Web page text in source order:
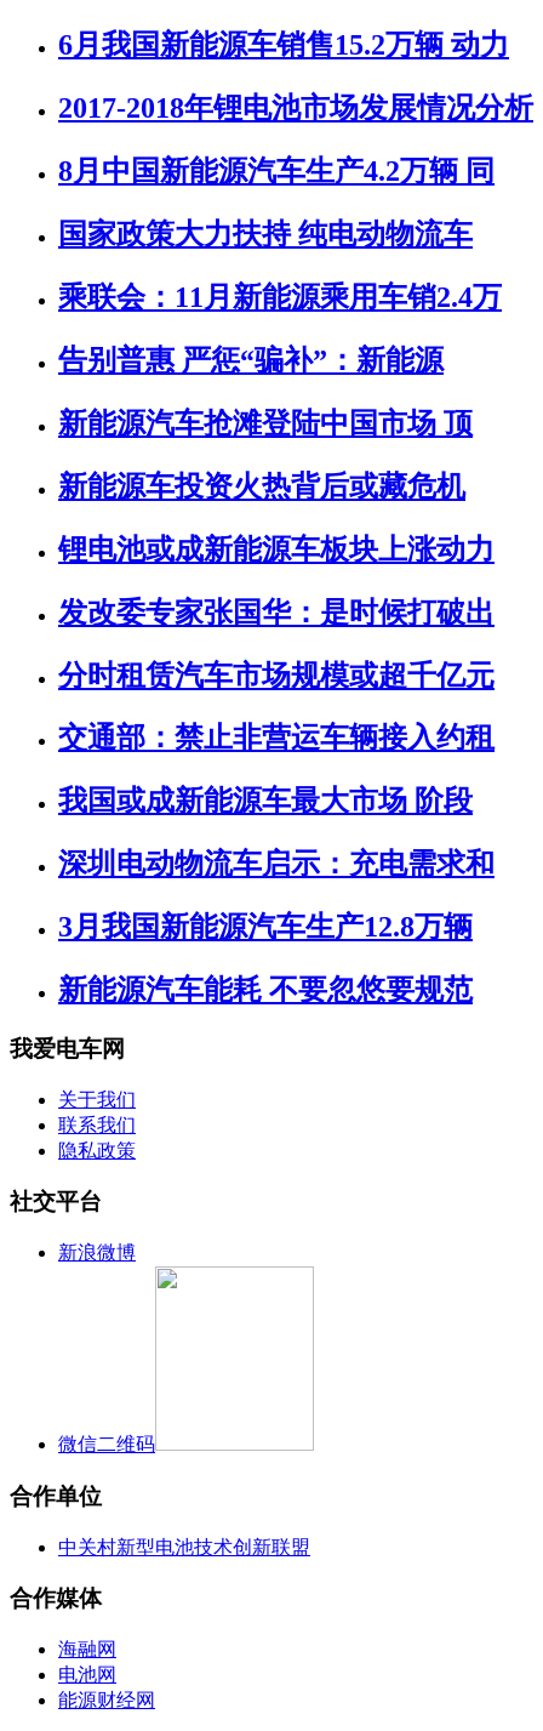
6月我国新能源车销售15.2万辆 动力
2017-2018年锂电池市场发展情况分析
8月中国新能源汽车生产4.2万辆 同
国家政策大力扶持 纯电动物流车
乘联会：11月新能源乘用车销2.4万
告别普惠 严惩“骗补”：新能源
新能源汽车抢滩登陆中国市场 顶
新能源车投资火热背后或藏危机
锂电池或成新能源车板块上涨动力
发改委专家张国华：是时候打破出
分时租赁汽车市场规模或超千亿元
交通部：禁止非营运车辆接入约租
我国或成新能源车最大市场 阶段
深圳电动物流车启示：充电需求和
3月我国新能源汽车生产12.8万辆
新能源汽车能耗 不要忽悠要规范
我爱电车网
关于我们
联系我们
隐私政策
社交平台
新浪微博
微信二维码
合作单位
中关村新型电池技术创新联盟
合作媒体
海融网
电池网
能源财经网